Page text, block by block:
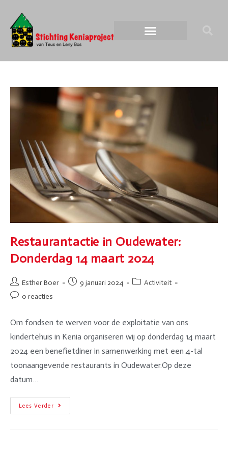
Restaurantactie in Oudewater:
Donderdag 14 maart 2024
Esther Boer 9 januari 2024
Activiteit
0 reacties
Om fondsen te werven voor de exploitatie van ons
kindertehuis in Kenia organiseren wij op donderdag 14 maart
2024 een benefietdiner in samenwerking met een 4-tal
toonaangevende restaurants in Oudewater.Op deze
datum…
Lees Verder